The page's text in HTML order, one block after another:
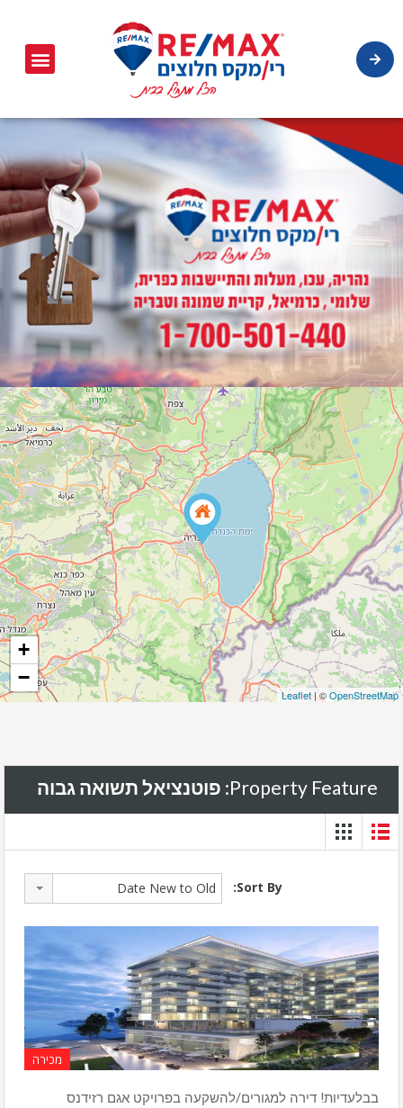
+
−
Leaflet| ©OpenStreetMap
Property Feature: פוטנציאל תשואה גבוה
Sort By:
Date New to Old
מכירה
בבלעדיות! דירה למגורים/להשקעה בפרויקט אגם רזידנס